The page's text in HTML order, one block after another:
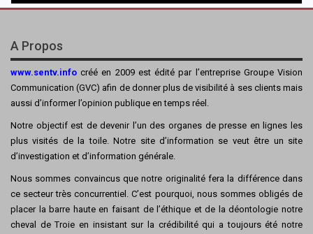
A Propos
www.sentv.info créé en 2009 est édité par l’entreprise Groupe Vision
Communication (GVC) afin de donner plus de visibilité à ses clients mais
aussi d’informer l’opinion publique en temps réel.
Notre objectif est de devenir l’un des organes de presse en lignes les
plus visités de la toile. Notre site d’information se veut être un site
d’investigation et d’information générale.
Nous sommes convaincus que notre originalité fera la différence dans
ce secteur très concurrentiel. C’est pourquoi, nous sommes obligés de
placer la barre haute en faisant de l’éthique et de la déontologie notre
cheval de Troie en insistant sur la crédibilité qui a toujours été notre